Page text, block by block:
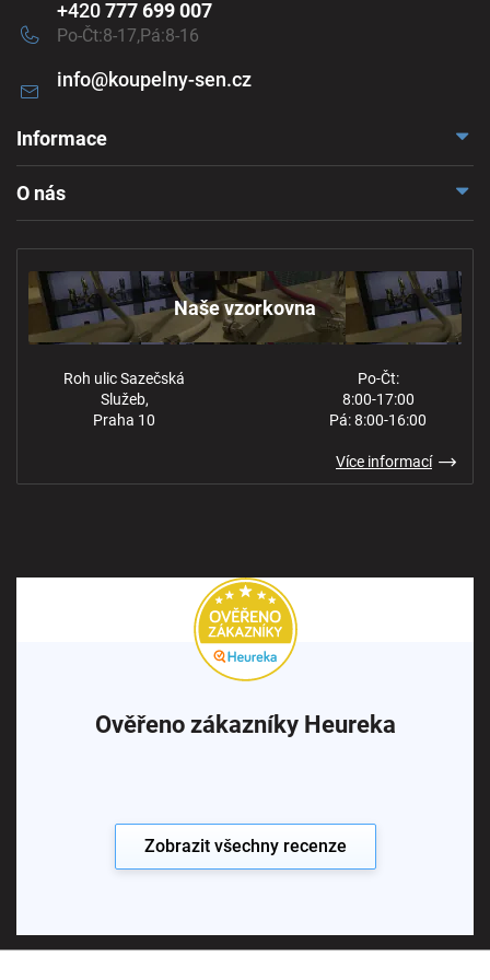
info@koupelny-sen.cz
+420777 699 007
Po-Čt:8-17,Pá:8-16
Informace
Ochrana osobních údajů
O nás
Naše vzorkovna
Roh ulic Sazečská
Služeb,
Praha 10
Po-Čt:
8:00-17:00
Pá: 8:00-16:00
Více informací
Ověřeno zákazníky Heureka
Zobrazit všechny recenze